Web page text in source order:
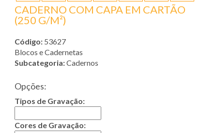
CADERNO COM CAPA EM CARTÃO
(250 G/M²)
Código: 53627
Blocos e Cadernetas
Subcategoria:Cadernos
Opções:
Tipos de Gravação:
Cores de Gravação: